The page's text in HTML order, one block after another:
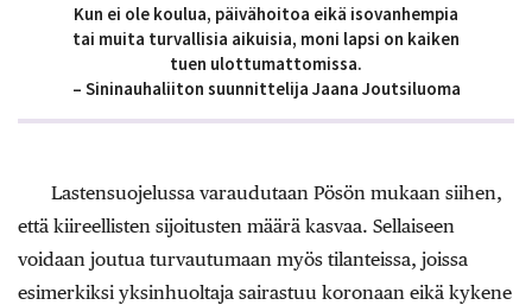
Kun ei ole koulua, päivähoitoa eikä isovanhempia
tai muita turvallisia aikuisia, moni lapsi on kaiken
tuen ulottumattomissa.
– Sininauhaliiton suunnittelija Jaana Joutsiluoma
Lastensuojelussa varaudutaan Pösön mukaan siihen,
että kiireellisten sijoitusten määrä kasvaa. Sellaiseen
voidaan joutua turvautumaan myös tilanteissa, joissa
esimerkiksi yksinhuoltaja sairastuu koronaan eikä kykene